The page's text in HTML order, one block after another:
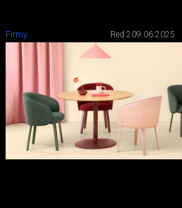
Firmy Red 209.06.2025